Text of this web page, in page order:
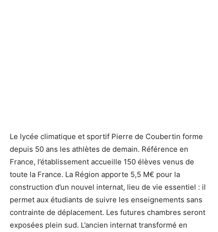
Le lycée climatique et sportif Pierre de Coubertin forme
depuis 50 ans les athlètes de demain. Référence en
France, l’établissement accueille 150 élèves venus de
toute la France. La Région apporte 5,5 M€ pour la
construction d’un nouvel internat, lieu de vie essentiel : il
permet aux étudiants de suivre les enseignements sans
contrainte de déplacement. Les futures chambres seront
exposées plein sud. L’ancien internat transformé en